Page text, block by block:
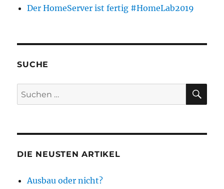
Der HomeServer ist fertig #HomeLab2019
SUCHE
Suchen
nach:
DIE NEUSTEN ARTIKEL
Ausbau oder nicht?